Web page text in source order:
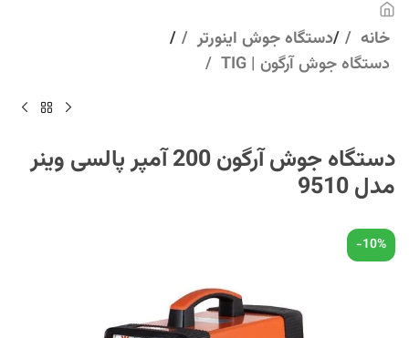
خانه
دستگاه جوش اینورتر
دستگاه جوش آرگون | TIG
دستگاه جوش آرگون 200 آمپر پالسی وینر
مدل 9510
-10%